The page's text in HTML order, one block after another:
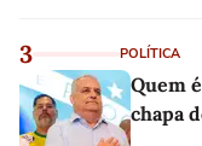
3 POLÍTICA
Quem
chapa